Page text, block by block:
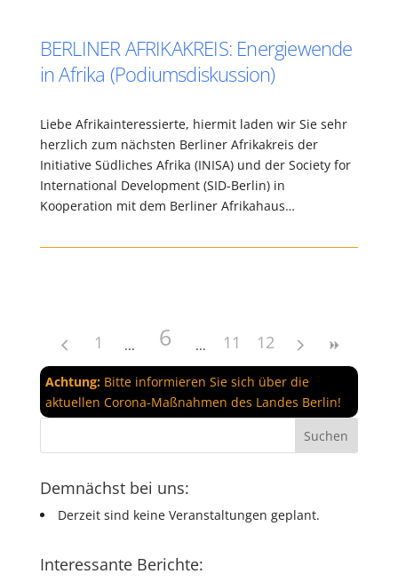
BERLINER AFRIKAKREIS: Energiewende
in Afrika (Podiumsdiskussion)
Liebe Afrikainteressierte, hiermit laden wir Sie sehr
herzlich zum nächsten Berliner Afrikakreis der
Initiative Südliches Afrika (INISA) und der Society for
International Development (SID-Berlin) in
Kooperation mit dem Berliner Afrikahaus…
1 6 11 12
Achtung:Bitte informieren Sie sich über die
aktuellen Corona-Maßnahmen des Landes Berlin!
Demnächst bei uns:
Derzeit sind keine Veranstaltungen geplant.
Interessante Berichte: